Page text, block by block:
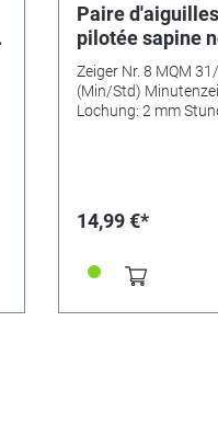
Paire
pilotée sapine
Long.:31mm
Zeiger Nr. 8 MQM
(Min/Std)
Lochung: 2 mm
14,99 €*